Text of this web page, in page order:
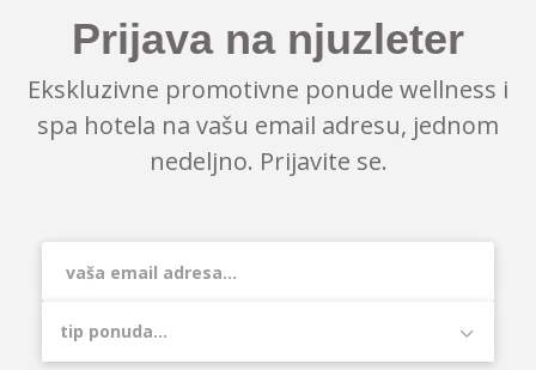
Prijava na njuzleter
Ekskluzivne promotivne ponude wellness i
spa hotela na vašu email adresu, jednom
nedeljno. Prijavite se.